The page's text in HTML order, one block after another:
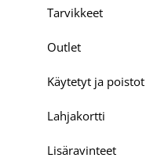
Tarvikkeet
Outlet
Käytetyt ja poistot
Lahjakortti
Lisäravinteet